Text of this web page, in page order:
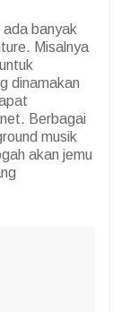
ada banyak
Misalnya
dinamakan
Berbagai
musik
akan jemu